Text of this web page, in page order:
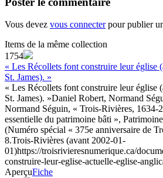
Vous devez vous connecterpour publier
Items de la même collection
1754
« Les Récollets font construire leur église
St. James). »
« Les Récollets font construire leur église
St. James). »Daniel Robert, Normand
Normand Séguin, « Trois-Rivières, 1634-
essentielle du patrimoine bâti »,
(Numéro spécial « 375e anniversaire de
8.Trois-Rivières (avant 2002-01-
01)https://troisrivieresnumerique.ca/
construire-leur-eglise-actuelle-eglise-
AperçuFiche